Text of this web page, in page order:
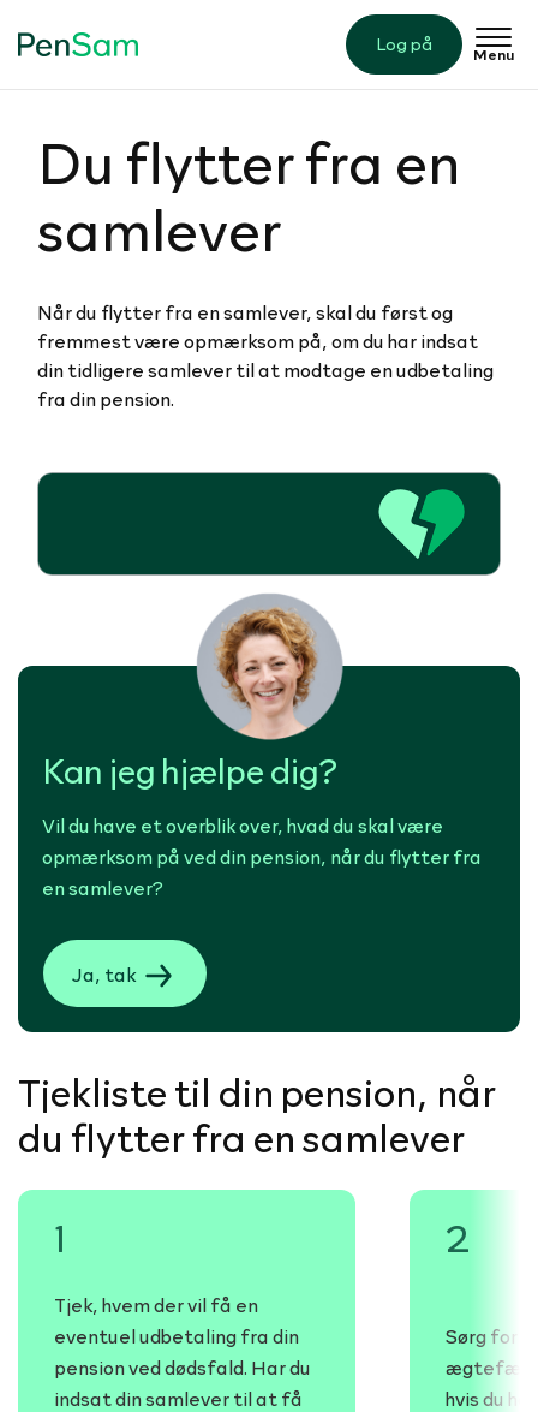
Log på Menu
Du flytter fra en
samlever
Når du flytter fra en samlever, skal du først og
fremmest være opmærksom på, om du har indsat
din tidligere samlever til at modtage en udbetaling
fra din pension.
Kan jeg hjælpe dig?
Vil du have et overblik over, hvad du skal være
opmærksom på ved din pension, når du flytter fra
en samlever?
Ja, tak
Tjekliste til din pension, når
du flytter fra en samlever
1
Tjek, hvem der vil få en
eventuel udbetaling fra din
pension ved dødsfald. Har du
indsat din samlever til at få
2
Sørg for
hvis du